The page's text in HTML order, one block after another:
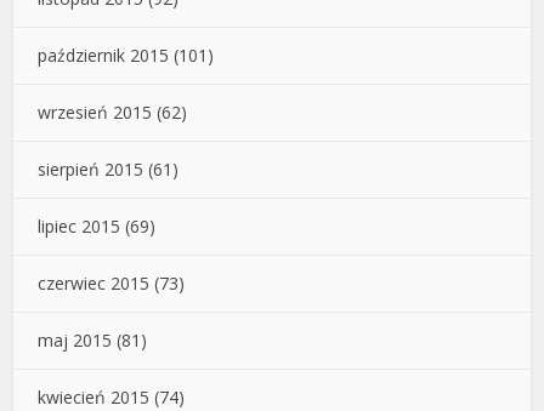
październik 2015 (101)
wrzesień 2015 (62)
sierpień 2015 (61)
lipiec 2015 (69)
czerwiec 2015 (73)
maj 2015 (81)
kwiecień 2015 (74)